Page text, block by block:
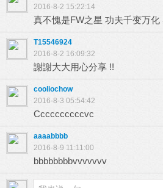
2016-8-2 15:22:14
真不愧是FW之星 功夫千变万化
T15546924
2016-8-2 16:09:32
謝謝大大用心分享 !!
cooliochow
2016-8-3 05:54:42
Ccccccccccvc
aaaabbbb
2016-8-9 11:11:00
bbbbbbbbvvvvvvv